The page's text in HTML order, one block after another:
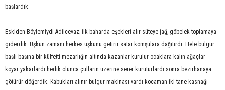
başlardık.
Eskiden Böylemiydi Adilcevaz; ilk baharda eşekleri alır süteye jağ, göbelek toplamaya
giderdik. Uşkun zamanı herkes uşkunu getirir satar komşulara dağıtırdı. Hele bulgur
başlı başına bir külfetti mezarlığın altında kazanlar kurulur ocaklara kalın ağaçlar
koyar yakarlardı hedik olunca çulların üzerine serer kuruturlardı sonra bezirhanaya
götürür döğerdik. Kabukları alınır bulgur makinası vardı kocaman iki tane kasnağı